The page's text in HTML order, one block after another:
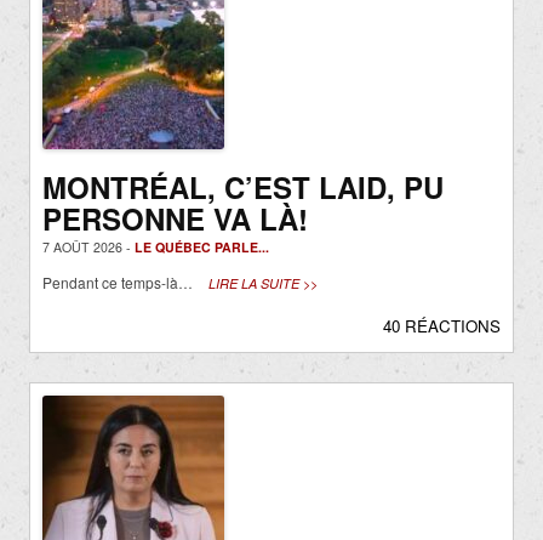
MONTRÉAL, C’EST LAID, PU
PERSONNE VA LÀ!
7 AOÛT 2026 - LE QUÉBEC PARLE...
Pendant ce temps-là… LIRE LA SUITE >>
40 RÉACTIONS